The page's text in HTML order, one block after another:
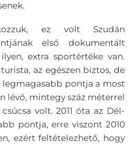
ez volt Szudán
első dokumentált
extra sportértéke van.
az egészen biztos, de
legmagasabb pontja a most
lévő, mintegy száz méterrel
volt. 2011 óta az Dél-
pontja, erre viszont 2010
ezért feltételezhető, hogy